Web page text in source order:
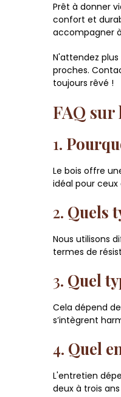
Prêt à donner
confort et
accompagner
N'attendez
proches.
toujours rêvé !
FAQ sur
1.
Le bois offre
idéal pour
2. Quels
Nous utilisons
termes de
3. Quel
Cela dépend
s’intègrent
4. Quel
L'entretien
deux à trois